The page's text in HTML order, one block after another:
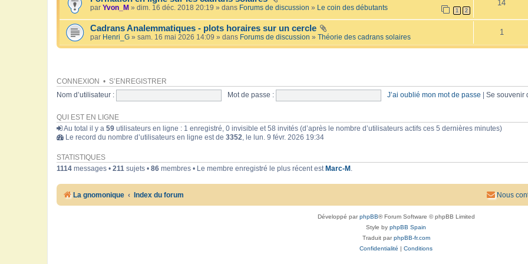
i
l
e
l
a
i
s
1 2
par Yvon_M » dim. 16 déc. 2018 20:19 » dans Forums de discussion » Le coin des débutants
14
Cadrans Analemmatiques - plots horaires sur un cercle
par Henri_G » sam. 16 mai 2026 14:09 » dans Forums de discussion » Théorie des cadrans solaires
1
CONNEXION • S’ENREGISTRER
Nom d’utilisateur : Mot de passe : J’ai oublié mon mot de passe Se souvenir
QUI EST EN LIGNE
Au total il y a 59 utilisateurs en ligne : 1 enregistré, 0 invisible et 58 invités (d’après le nombre d’utilisateurs actifs ces 5 dernières minutes)
Le record du nombre d’utilisateurs en ligne est de 3352 , le lun. 9 févr. 2026 19:34
STATISTIQUES
1114 messages • 211 sujets • 86 membres • Le membre enregistré le plus récent est Marc-M
La gnomonique Index du forum Nous
Développé parphpBB® Forum Software © phpBB Limited
Style by phpBB Spain
Traduit parphpBB-fr.com
Confidentialité | Conditions